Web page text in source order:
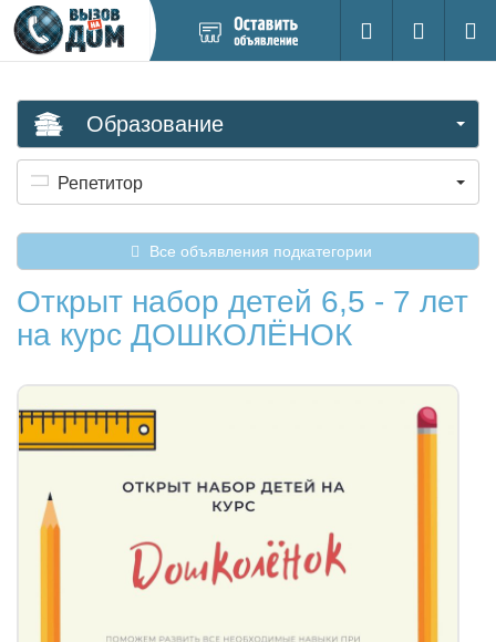
новое
Поиск
Вход на
Образование
Репетитор
Все объявления подкатегории
Открыт набор детей 6,5 - 7 лет
на курс ДОШКОЛЁНОК